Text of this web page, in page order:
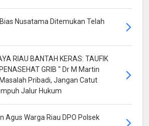
Nusatama Ditemukan Telah
RIAU BANTAH KERAS: TAUFIK
GRIB " Dr M Martin
Pribadi, Jangan Catut
Jalur Hukum
Agus Warga Riau DPO Polsek